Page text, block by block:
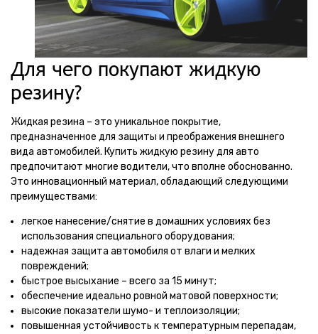
Для чего покупают жидкую
резину?
Жидкая резина – это уникальное покрытие,
предназначенное для защиты и преображения внешнего
вида автомобилей. Купить жидкую резину для авто
предпочитают многие водители, что вполне обоснованно.
Это инновационный материал, обладающий следующими
преимуществами:
легкое нанесение/снятие в домашних условиях без
использования специального оборудования;
надежная защита автомобиля от влаги и мелких
повреждений;
быстрое высыхание – всего за 15 минут;
обеспечение идеально ровной матовой поверхности;
высокие показатели шумо- и теплоизоляции;
повышенная устойчивость к температурным перепадам,